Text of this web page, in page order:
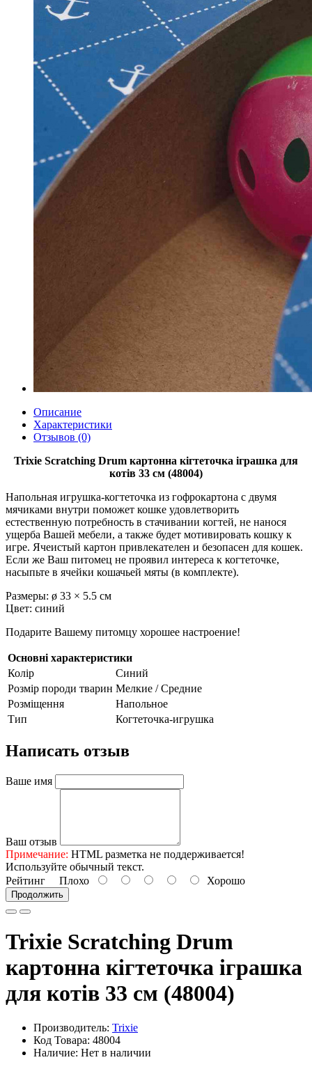
Описание
Характеристики
Отзывов (0)
Trixie Scratching Drum картонна кігтеточка іграшка для
котів 33 см (48004)
Напольная игрушка-когтеточка из гофрокартона с двумя
мячиками внутри поможет кошке удовлетворить
естественную потребность в стачивании когтей, не нанося
ущерба Вашей мебели, а также будет мотивировать кошку к
игре. Ячеистый картон привлекателен и безопасен для кошек.
Если же Ваш питомец не проявил интереса к когтеточке,
насыпьте в ячейки кошачьей мяты (в комплекте).
Размеры: ø 33 × 5.5 см
Цвет: синий
Подарите Вашему питомцу хорошее настроение!
Основні характеристики
Колір
Синий
Розмір породи тварин Мелкие / Средние
Розміщення
Напольное
Тип
Когтеточка-игрушка
Написать отзыв
Ваше имя
Ваш отзыв
Примечание: HTML разметка не поддерживается!
Используйте обычный текст.
Рейтинг Плохо Хорошо
Продолжить
Trixie Scratching Drum
картонна кігтеточка іграшка
для котів 33 см (48004)
Производитель: Trixie
Код Товара: 48004
Наличие: Нет в наличии